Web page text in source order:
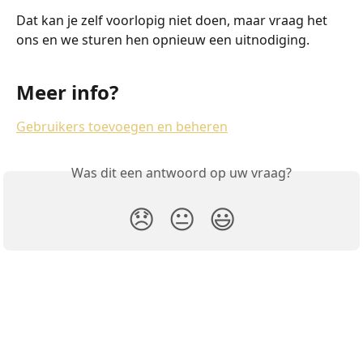
Dat kan je zelf voorlopig niet doen, maar vraag het
ons en we sturen hen opnieuw een uitnodiging.
Meer info?
Gebruikers toevoegen en beheren
Was dit een antwoord op uw vraag?
😞 😐 😃